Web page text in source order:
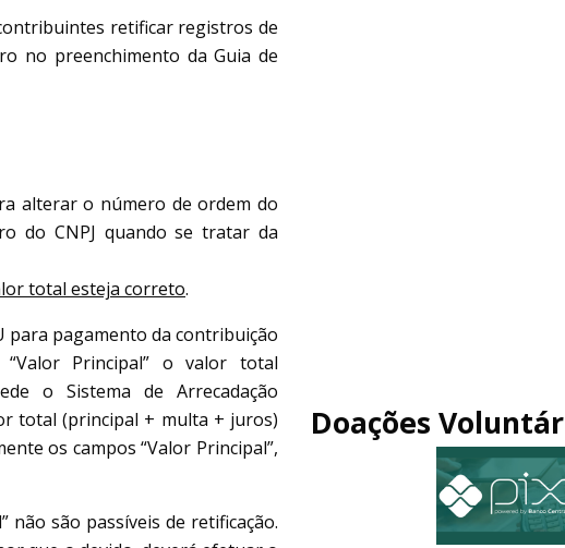
retificar registros de
no preenchimento da Guia de
alterar o número de ordem do
do CNPJ quando se tratar da
total esteja correto.
para pagamento da contribuição
Principal” o valor total
o Sistema de Arrecadação
total (principal + multa + juros)
os campos “Valor Principal”,
não são passíveis de retificação.
Doações